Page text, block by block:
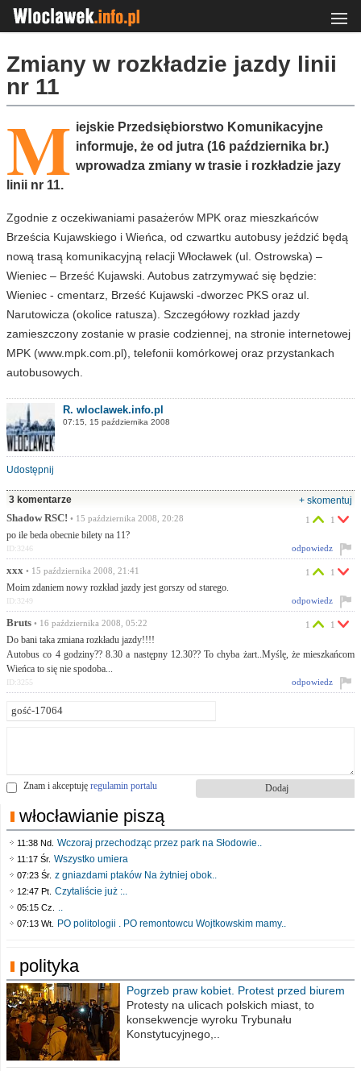
Zmiany w rozkładzie jazdy linii
nr 11
M iejskie Przedsiębiorstwo Komunikacyjne
informuje, że od jutra (16 października br.)
wprowadza zmiany w trasie i rozkładzie jazy
linii nr 11.
Zgodnie z oczekiwaniami pasażerów MPK oraz mieszkańców
Brześcia Kujawskiego i Wieńca, od czwartku autobusy jeździć będą
nową trasą komunikacyjną relacji Włocławek (ul. Ostrowska) –
Wieniec – Brześć Kujawski. Autobus zatrzymywać się będzie:
Wieniec - cmentarz, Brześć Kujawski -dworzec PKS oraz ul.
Narutowicza (okolice ratusza). Szczegółowy rozkład jazdy
zamieszczony zostanie w prasie codziennej, na stronie internetowej
MPK (www.mpk.com.pl), telefonii komórkowej oraz przystankach
autobusowych.
R. wloclawek.info.pl
07:15, 15 października 2008
Udostępnij
3 komentarze
+ skomentuj
Shadow RSC! • 15 października 2008, 20:28
po ile beda obecnie bilety na 11?
1 1
odpowiedz
ID:3246
xxx • 15 października 2008, 21:41
Moim zdaniem nowy rozkład jazdy jest gorszy od starego.
1 1
odpowiedz
ID:3249
Bruts • 16 października 2008, 05:22
Do bani taka zmiana rozkładu jazdy!!!!
Autobus co 4 godziny?? 8.30 a następny 12.30?? To chyba żart..Myślę, że mieszkańcom
Wieńca to się nie spodoba...
1 1
odpowiedz
ID:3255
Znam i akceptuję regulamin portalu
włocławianie piszą
11:38 Nd. Wczoraj przechodząc przez park na Słodowie..
11:17 Śr. Wszystko umiera
07:23 Śr. z gniazdami ptaków Na żytniej obok..
12:47 Pt. Czytaliście już :..
05:15 Cz. ..
07:13 Wt. PO politologii . PO remontowcu Wojtkowskim mamy..
polityka
Pogrzeb praw kobiet. Protest przed biurem
poselskim PiS
Protesty na ulicach polskich miast, to
konsekwencje wyroku Trybunału
Konstytucyjnego,..